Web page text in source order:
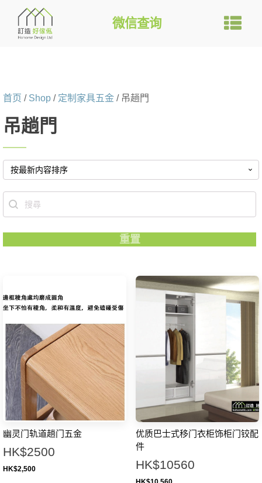
微信查询
首页 / Shop / 定制家具五金 / 吊趟門
吊趟門
Search content
重置
幽灵门轨道趟门五金
HK$2500
HK$2,500
优质巴士式移门衣柜饰柜门铰配
件
HK$10560